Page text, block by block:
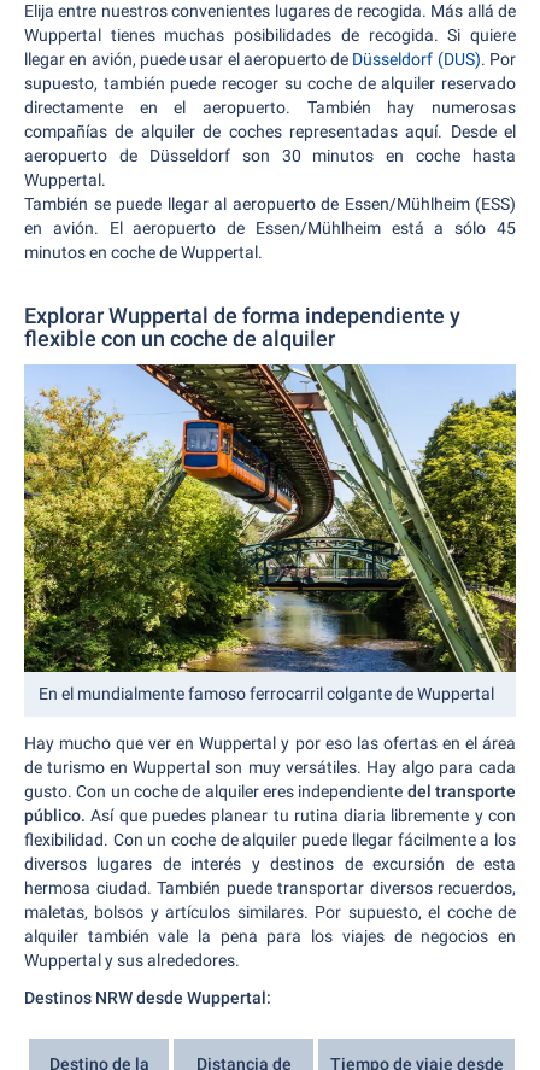
Elija entre nuestros convenientes lugares de recogida. Más allá de
Wuppertal tienes muchas posibilidades de recogida. Si quiere
llegar en avión, puede usar el aeropuerto de Düsseldorf (DUS). Por
supuesto, también puede recoger su coche de alquiler reservado
directamente en el aeropuerto. También hay numerosas
compañías de alquiler de coches representadas aquí. Desde el
aeropuerto de Düsseldorf son 30 minutos en coche hasta
Wuppertal.
También se puede llegar al aeropuerto de Essen/Mühlheim (ESS)
en avión. El aeropuerto de Essen/Mühlheim está a sólo 45
minutos en coche de Wuppertal.
Explorar Wuppertal de forma independiente y
flexible con un coche de alquiler
En el mundialmente famoso ferrocarril colgante de Wuppertal
Hay mucho que ver en Wuppertal y por eso las ofertas en el área
de turismo en Wuppertal son muy versátiles. Hay algo para cada
gusto. Con un coche de alquiler eres independiente del transporte
público. Así que puedes planear tu rutina diaria libremente y con
flexibilidad. Con un coche de alquiler puede llegar fácilmente a los
diversos lugares de interés y destinos de excursión de esta
hermosa ciudad. También puede transportar diversos recuerdos,
maletas, bolsos y artículos similares. Por supuesto, el coche de
alquiler también vale la pena para los viajes de negocios en
Wuppertal y sus alrededores.
Destinos NRW desde Wuppertal:
Destino de la Distancia de Tiempo de viaje desde